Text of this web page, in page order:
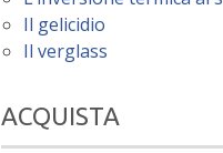
Il gelicidio
Il verglass
ACQUISTA